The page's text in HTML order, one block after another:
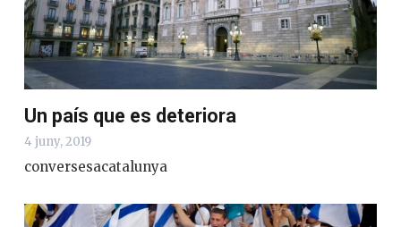
Un país que es deteriora
4 juny, 2019
conversesacatalunya